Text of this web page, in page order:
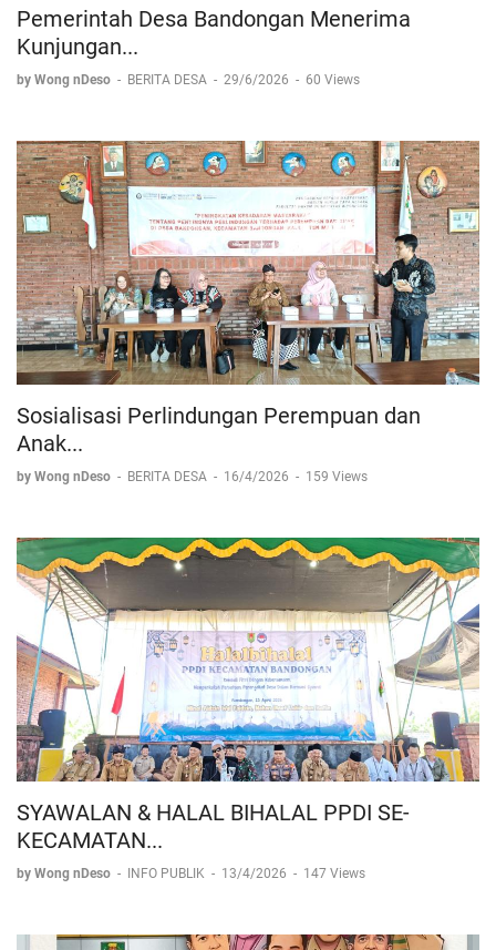
Pemerintah Desa Bandongan Menerima
Kunjungan...
by Wong nDeso - BERITA DESA - 29/6/2026 - 60 Views
Sosialisasi Perlindungan Perempuan dan
Anak...
by Wong nDeso - BERITA DESA - 16/4/2026 - 159 Views
SYAWALAN & HALAL BIHALAL PPDI SE-
KECAMATAN...
by Wong nDeso - INFO PUBLIK - 13/4/2026 - 147 Views